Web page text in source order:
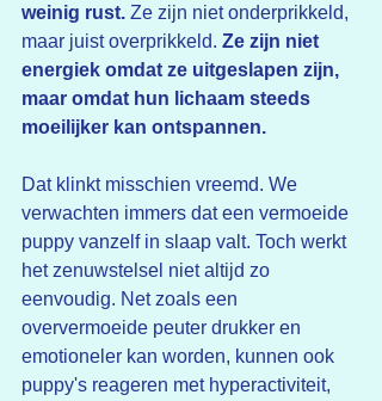
weinig rust. Ze zijn niet onderprikkeld,
maar juist overprikkeld. Ze zijn niet
energiek omdat ze uitgeslapen zijn,
maar omdat hun lichaam steeds
moeilijker kan ontspannen.
Dat klinkt misschien vreemd. We
verwachten immers dat een vermoeide
puppy vanzelf in slaap valt. Toch werkt
het zenuwstelsel niet altijd zo
eenvoudig. Net zoals een
oververmoeide peuter drukker en
emotioneler kan worden, kunnen ook
puppy's reageren met hyperactiviteit,